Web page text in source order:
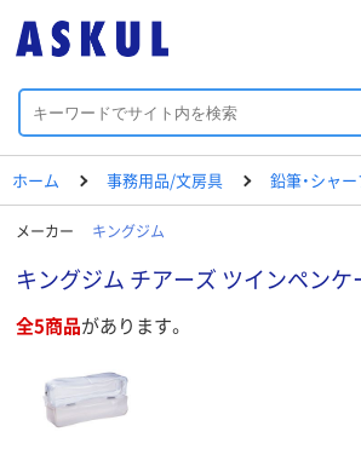
ホーム 事務用品/文房具 鉛筆・シャ
メーカー キングジム
キングジム チアーズ ツインペンケ
全5商品があります。